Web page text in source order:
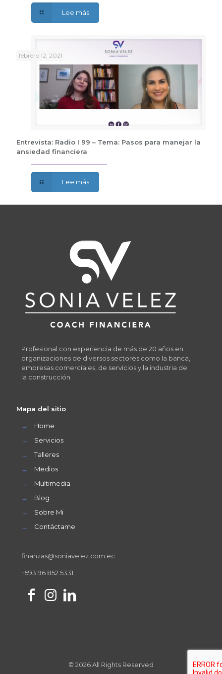
Lee más
febrero 12, 2021
Entrevista: Radio I 99 – Tema: Pasos para manejar la
ansiedad financiera
Lee más
Profesional con experiencia de más de 20 años en
organizaciones de diversos sectores como la banca,
empresas comerciales, de servicios y la industria de
la construcción.
Mapa del sitio
→
Home
→
Servicios
→
Talleres
→
Medios
→
Multimedia
→
Blog
→
Sobre Mi
→
Contáctame
finanzas@soniavelez.com.ec
+593 96 852 5331
© 2026 All Rights Reserved